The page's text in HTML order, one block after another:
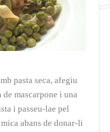
pasta seca, afegiu
mascarpone i una
i passeu-lae pel
abans de donar-li